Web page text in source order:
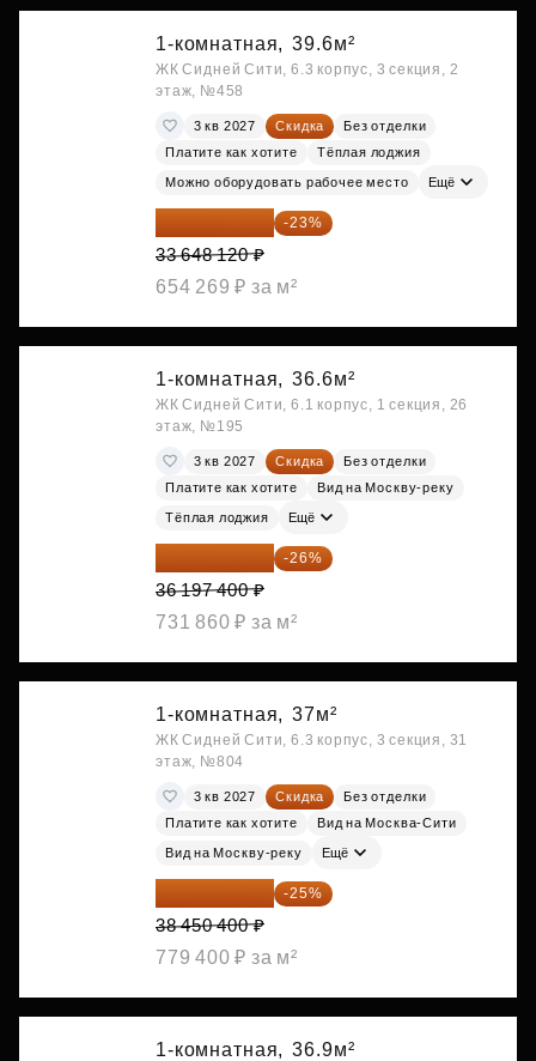
1-комнатная, 39.6м²
ЖК Сидней Сити, 6.3 корпус, 3 секция, 2
этаж, №458
3 кв 2027 Скидка
Без отделки
Платите как хотите
Тёплая лоджия
Можно оборудовать рабочее место Ещё
25 909 052 ₽ -23%
33 648 120 ₽
654 269 ₽ за м²
1-комнатная, 36.6м²
ЖК Сидней Сити, 6.1 корпус, 1 секция, 26
этаж, №195
3 кв 2027 Скидка
Без отделки
Платите как хотите
Вид на Москву-реку
Тёплая лоджия Ещё
26 786 076 ₽ -26%
36 197 400 ₽
731 860 ₽ за м²
1-комнатная, 37м²
ЖК Сидней Сити, 6.3 корпус, 3 секция, 31
этаж, №804
3 кв 2027 Скидка
Без отделки
Платите как хотите
Вид на Москва-Сити
Вид на Москву-реку Ещё
28 837 800 ₽ -25%
38 450 400 ₽
779 400 ₽ за м²
1-комнатная, 36.9м²